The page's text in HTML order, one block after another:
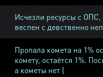
Исчезли ресурсы с ОПС,
веспен с девственно
Пропала комета на 1%
комету, остаётся 1%.
а кометы нет (